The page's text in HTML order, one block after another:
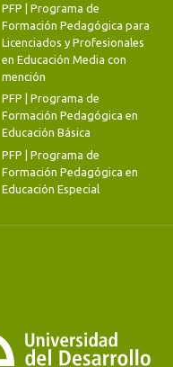
PFP | Programa de
Formación Pedagógica para
Licenciados y Profesionales
en Educación Media con
mención
PFP | Programa de
Formación Pedagógica en
Educación Básica
PFP | Programa de
Formación Pedagógica en
Educación Especial